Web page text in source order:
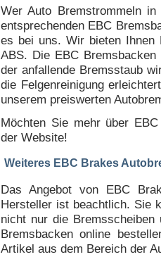
Wer Auto Bremstrommeln
entsprechenden EBC
es bei uns. Wir bieten Ihnen
ABS. Die EBC
der anfallende Bremsstaub
die Felgenreinigung
unserem preiswerten
Möchten Sie mehr über
der Website!
Weiteres EBC Brakes
Das Angebot von EBC
Hersteller ist beachtlich. Sie
nicht nur die Bremsscheiben
Bremsbacken online
Artikel aus dem Bereich der